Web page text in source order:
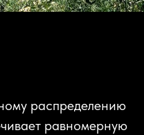
распределению
равномерную